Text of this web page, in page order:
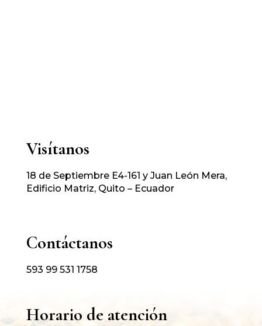
Visítanos
18 de Septiembre E4-161 y Juan León Mera,
Edificio Matriz, Quito – Ecuador
Contáctanos
593 99 531 1758
Horario de atención